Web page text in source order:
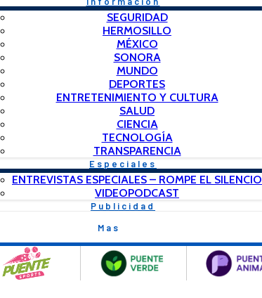
SEGURIDAD
HERMOSILLO
MÉXICO
SONORA
MUNDO
DEPORTES
ENTRETENIMIENTO Y CULTURA
SALUD
CIENCIA
TECNOLOGÍA
TRANSPARENCIA
Especiales
ENTREVISTAS ESPECIALES – ROMPE EL SILENCIO
VIDEOPODCAST
Publicidad
Mas